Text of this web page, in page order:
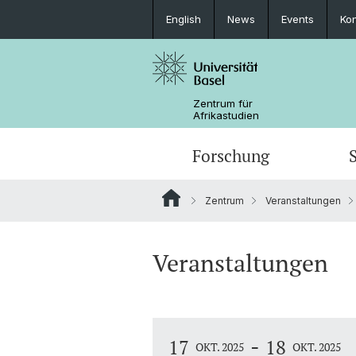
English News Events
Zentrum für
Afrikastudien
Forschung
Ressourcen
Beratung und Unterstützung
Promotionsfach African Studies
News
Zentrum Veranstaltungen
Veranstaltungen
17 OKT. 2025 - 18 OKT. 2025